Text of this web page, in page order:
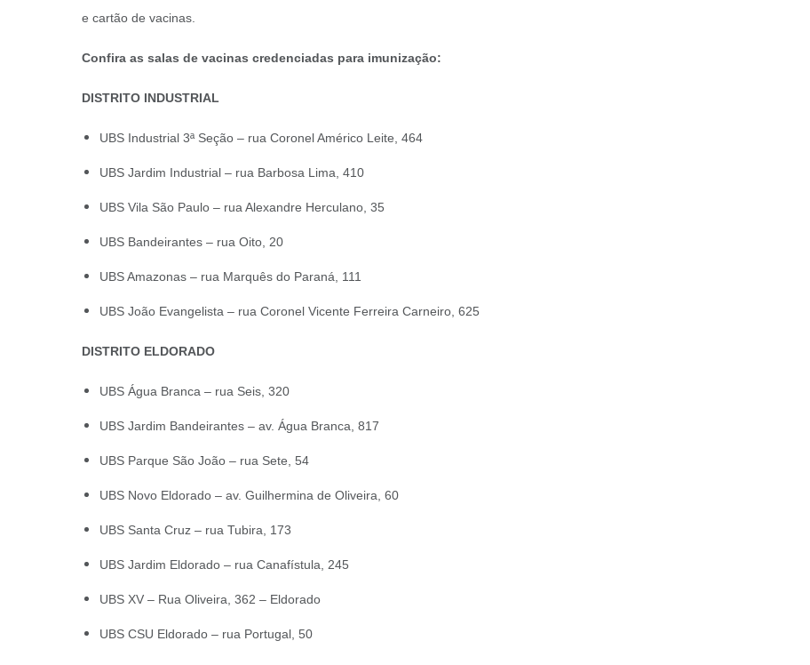
e cartão de vacinas.
Confira as salas de vacinas credenciadas para imunização:
DISTRITO INDUSTRIAL
UBS Industrial 3ª Seção – rua Coronel Américo Leite, 464
UBS Jardim Industrial – rua Barbosa Lima, 410
UBS Vila São Paulo – rua Alexandre Herculano, 35
UBS Bandeirantes – rua Oito, 20
UBS Amazonas – rua Marquês do Paraná, 111
UBS João Evangelista – rua Coronel Vicente Ferreira Carneiro, 625
DISTRITO ELDORADO
UBS Água Branca – rua Seis, 320
UBS Jardim Bandeirantes – av. Água Branca, 817
UBS Parque São João – rua Sete, 54
UBS Novo Eldorado – av. Guilhermina de Oliveira, 60
UBS Santa Cruz – rua Tubira, 173
UBS Jardim Eldorado – rua Canafístula, 245
UBS XV – Rua Oliveira, 362 – Eldorado
UBS CSU Eldorado – rua Portugal, 50